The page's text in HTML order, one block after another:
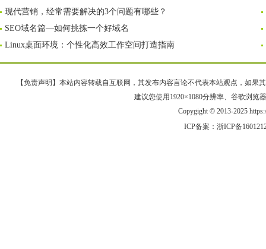
现代营销，经常需要解决的3个问题有哪些？
SEO域名篇—如何挑拣一个好域名
Linux桌面环境：个性化高效工作空间打造指南
【免责声明】本站内容转载自互联网，其发布内容言论不代表本站观点，如果
建议您使用1920×1080分辨率、谷歌浏览
Copygight © 2013-2025
ICP备案： 浙ICP备